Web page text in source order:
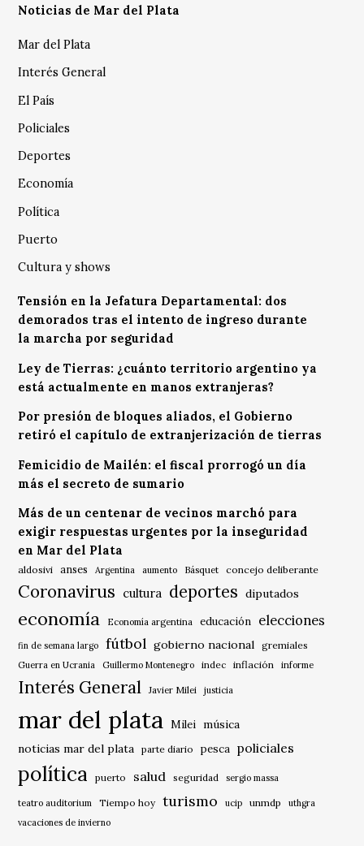
Noticias de Mar del Plata
Mar del Plata
Interés General
El País
Policiales
Deportes
Economía
Política
Puerto
Cultura y shows
Tensión en la Jefatura Departamental: dos
demorados tras el intento de ingreso durante
la marcha por seguridad
Ley de Tierras: ¿cuánto territorio argentino ya
está actualmente en manos extranjeras?
Por presión de bloques aliados, el Gobierno
retiró el capítulo de extranjerización de tierras
Femicidio de Mailén: el fiscal prorrogó un día
más el secreto de sumario
Más de un centenar de vecinos marchó para
exigir respuestas urgentes por la inseguridad
en Mar del Plata
aldosivi anses Argentina aumento Básquet concejo deliberante
Coronavirus cultura deportes diputados
economía Economía argentina educación elecciones
fin de semana largo fútbol gobierno nacional gremiales
Guerra en Ucrania Guillermo Montenegro indec inflación informe
Interés General Javier Milei justicia
mar del plata Milei música
noticias mar del plata
parte diario pesca policiales
política puerto salud seguridad sergio massa
teatro auditorium Tiempo hoy turismo ucip unmdp
uthgra
vacaciones de invierno